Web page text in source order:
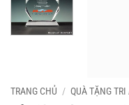
TRANG CHỦ / QUÀ TẶNG TRI